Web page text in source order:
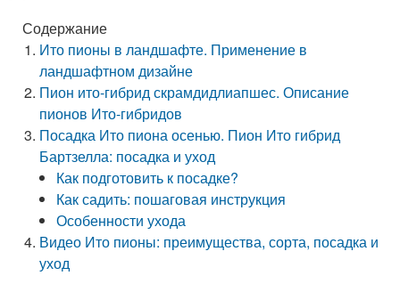
Содержание
Ито пионы в ландшафте. Применение в
ландшафтном дизайне
Пион ито-гибрид скрамдидлиапшес. Описание
пионов Ито-гибридов
Посадка Ито пиона осенью. Пион Ито гибрид
Бартзелла: посадка и уход
Как подготовить к посадке?
Как садить: пошаговая инструкция
Особенности ухода
Видео Ито пионы: преимущества, сорта, посадка и
уход